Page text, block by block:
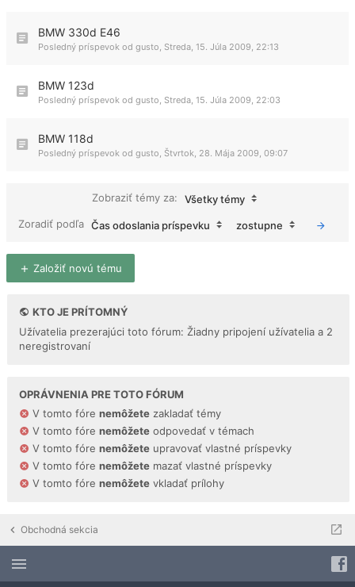
BMW 330d E46
Posledný príspevok od gusto Streda, 15. Júla 2009, 22:13
BMW 123d
Posledný príspevok od gusto Streda, 15. Júla 2009, 22:03
BMW 118d
Posledný príspevok od gusto Štvrtok, 28. Mája 2009, 09:07
Zobraziť témy za:
Všetky témy
Zoradiť podľa Čas odoslania príspevku zostupne
Založiť novú tému
KTO JE PRÍTOMNÝ
Užívatelia prezerajúci toto fórum: Žiadny pripojení užívatelia a 2
neregistrovaní
OPRÁVNENIA PRE TOTO FÓRUM
V tomto fóre nemôžete zakladať témy
V tomto fóre nemôžete odpovedať v témach
V tomto fóre nemôžete upravovať vlastné príspevky
V tomto fóre nemôžete mazať vlastné príspevky
V tomto fóre nemôžete vkladať prílohy
Obchodná sekcia